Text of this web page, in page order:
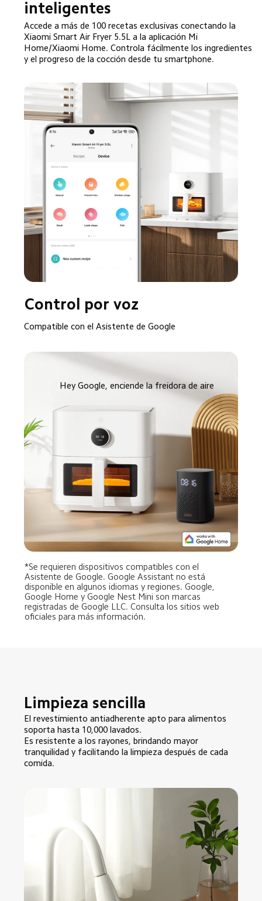
inteligentes
Accede a más de 100 recetas exclusivas conectando la
Xiaomi Smart Air Fryer 5.5L a la aplicación Mi
Home/Xiaomi Home. Controla fácilmente los ingredientes
y el progreso de la cocción desde tu smartphone.
Control por voz
Compatible con el Asistente de Google
Hey Google, enciende la freidora de aire
*Se requieren dispositivos compatibles con el
Asistente de Google. Google Assistant no está
disponible en algunos idiomas y regiones. Google,
Google Home y Google Nest Mini son marcas
registradas de Google LLC. Consulta los sitios web
oficiales para más información.
Limpieza sencilla
El revestimiento antiadherente apto para alimentos
soporta hasta 10,000 lavados.
Es resistente a los rayones, brindando mayor
tranquilidad y facilitando la limpieza después de cada
comida.